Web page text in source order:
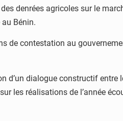
denrées agricoles sur le
Bénin.
de contestation au
d’un dialogue constructif
réalisations de l’année